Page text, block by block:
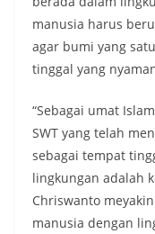
manusia harus
agar bumi yang
tinggal yang
“Sebagai umat
SWT yang telah
sebagai tempat
lingkungan adalah
Chriswanto
manusia dengan